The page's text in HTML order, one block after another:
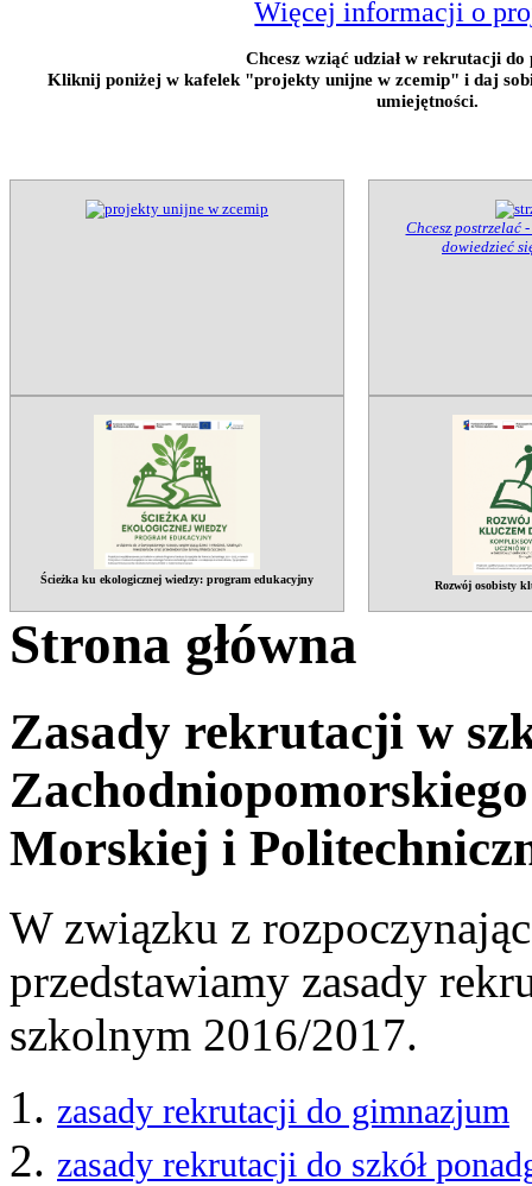
Więcej informacji o
Chcesz wziąć udział w rekrutacji
Kliknij poniżej w kafelek "projekty unijne w zcemip" i daj
umiejętności.
Chcesz postrzelać
dowiedzieć
Ścieżka ku ekologicznej wiedzy: program edukacyjny
Rozwój osobisty
Strona główna
Zasady rekrutacji w
Morskiej i
W związku z
przedstawiamy zasady
szkolnym 2016/2017.
zasady rekrutacji do gimnazjum
zasady rekrutacji do szkół